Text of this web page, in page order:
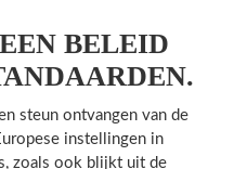
BELEID
steun ontvangen van de
instellingen in
zoals ook blijkt uit de